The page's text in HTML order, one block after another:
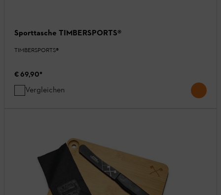
Sporttasche TIMBERSPORTS®
TIMBERSPORTS®
€ 69,90*
Vergleichen